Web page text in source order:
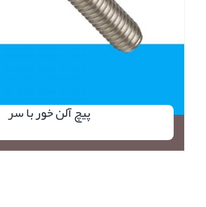
پیچ آلن خور با سر